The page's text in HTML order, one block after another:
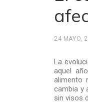
24 MAYO,
La
aquel
alimento
cambia y
sin visos